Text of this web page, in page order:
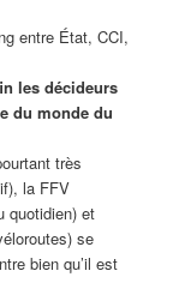
entre État, CCI,
les décideurs
du monde du
très
la FFV
quotidien) et
se
bien qu’il est